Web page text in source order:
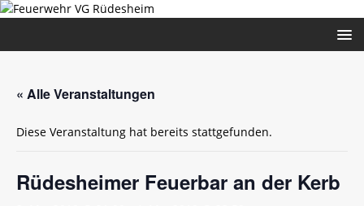
« Alle Veranstaltungen
Diese Veranstaltung hat bereits stattgefunden.
Rüdesheimer Feuerbar an der Kerb